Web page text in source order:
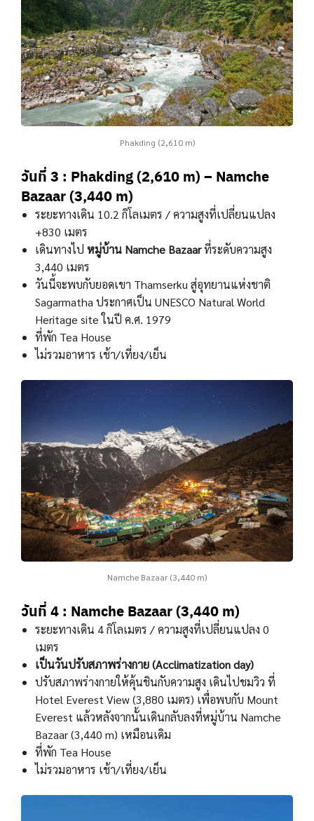
Phakding (2,610 m)
วันที่ 3 : Phakding (2,610 m) – Namche
Bazaar (3,440 m)
ระยะทางเดิน 10.2 กิโลเมตร / ความสูงที่เปลี่ยนแปลง
+830 เมตร
เดินทางไป หมู่บ้าน Namche Bazaarที่ระดับความสูง
3,440 เมตร
วันนี้จะพบกับยอดเขา Thamserku สู่อุทยานแห่งชาติ
Sagarmatha ประกาศเป็น UNESCO Natural World
Heritage site ในปี ค.ศ. 1979
ที่พัก Tea House
ไม่รวมอาหาร เช้า/เที่ยง/เย็น
Namche Bazaar (3,440 m)
วันที่ 4 : Namche Bazaar (3,440 m)
ระยะทางเดิน 4 กิโลเมตร / ความสูงที่เปลี่ยนแปลง 0
เมตร
เป็นวันปรับสภาพร่างกาย (Acclimatization day)
ปรับสภาพร่างกายให้คุ้นชินกับความสูง เดินไปชมวิว ที่
Hotel Everest View (3,880 เมตร) เพื่อพบกับ Mount
Everest แล้วหลังจากนั้นเดินกลับลงที่หมู่บ้าน Namche
Bazaar (3,440 m) เหมือนเดิม
ที่พัก Tea House
ไม่รวมอาหาร เช้า/เที่ยง/เย็น